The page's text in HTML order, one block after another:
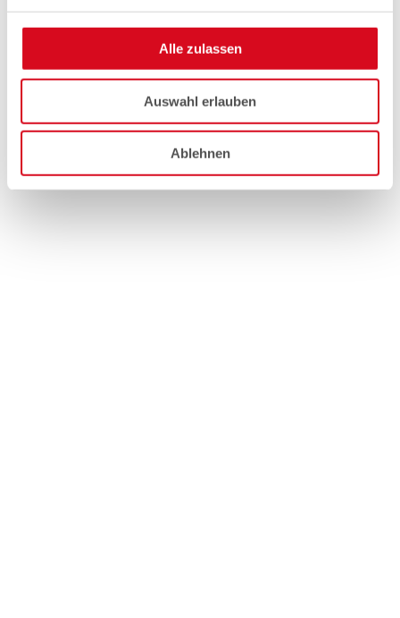
Alle zulassen
Auswahl erlauben
Ablehnen